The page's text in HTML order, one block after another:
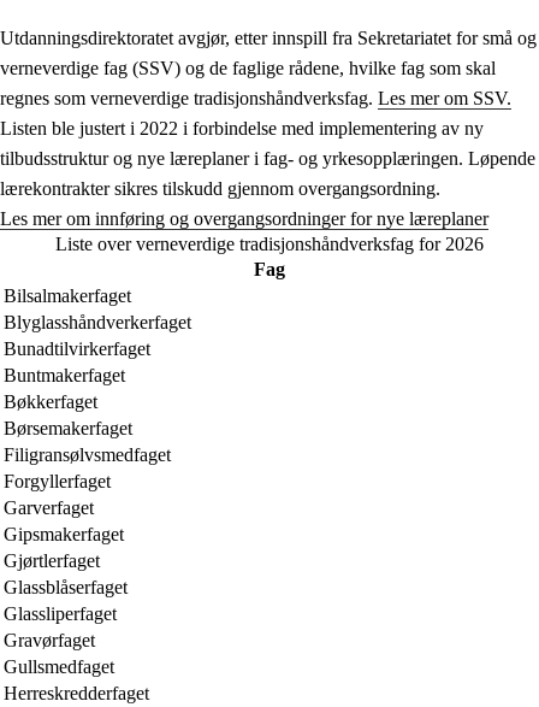
Utdanningsdirektoratet avgjør, etter innspill fra Sekretariatet for små og
verneverdige fag (SSV) og de faglige rådene, hvilke fag som skal
regnes som verneverdige tradisjonshåndverksfag. Les mer om SSV.
Listen ble justert i 2022 i forbindelse med implementering av ny
tilbudsstruktur og nye læreplaner i fag- og yrkesopplæringen. Løpende
lærekontrakter sikres tilskudd gjennom overgangsordning.
Les mer om innføring og overgangsordninger for nye læreplaner
Liste over verneverdige tradisjonshåndverksfag for 2026
Fag
Bilsalmakerfaget
Blyglasshåndverkerfaget
Bunadtilvirkerfaget
Buntmakerfaget
Bøkkerfaget
Børsemakerfaget
Filigransølvsmedfaget
Forgyllerfaget
Garverfaget
Gipsmakerfaget
Gjørtlerfaget
Glassblåserfaget
Glassliperfaget
Gravørfaget
Gullsmedfaget
Herreskredderfaget